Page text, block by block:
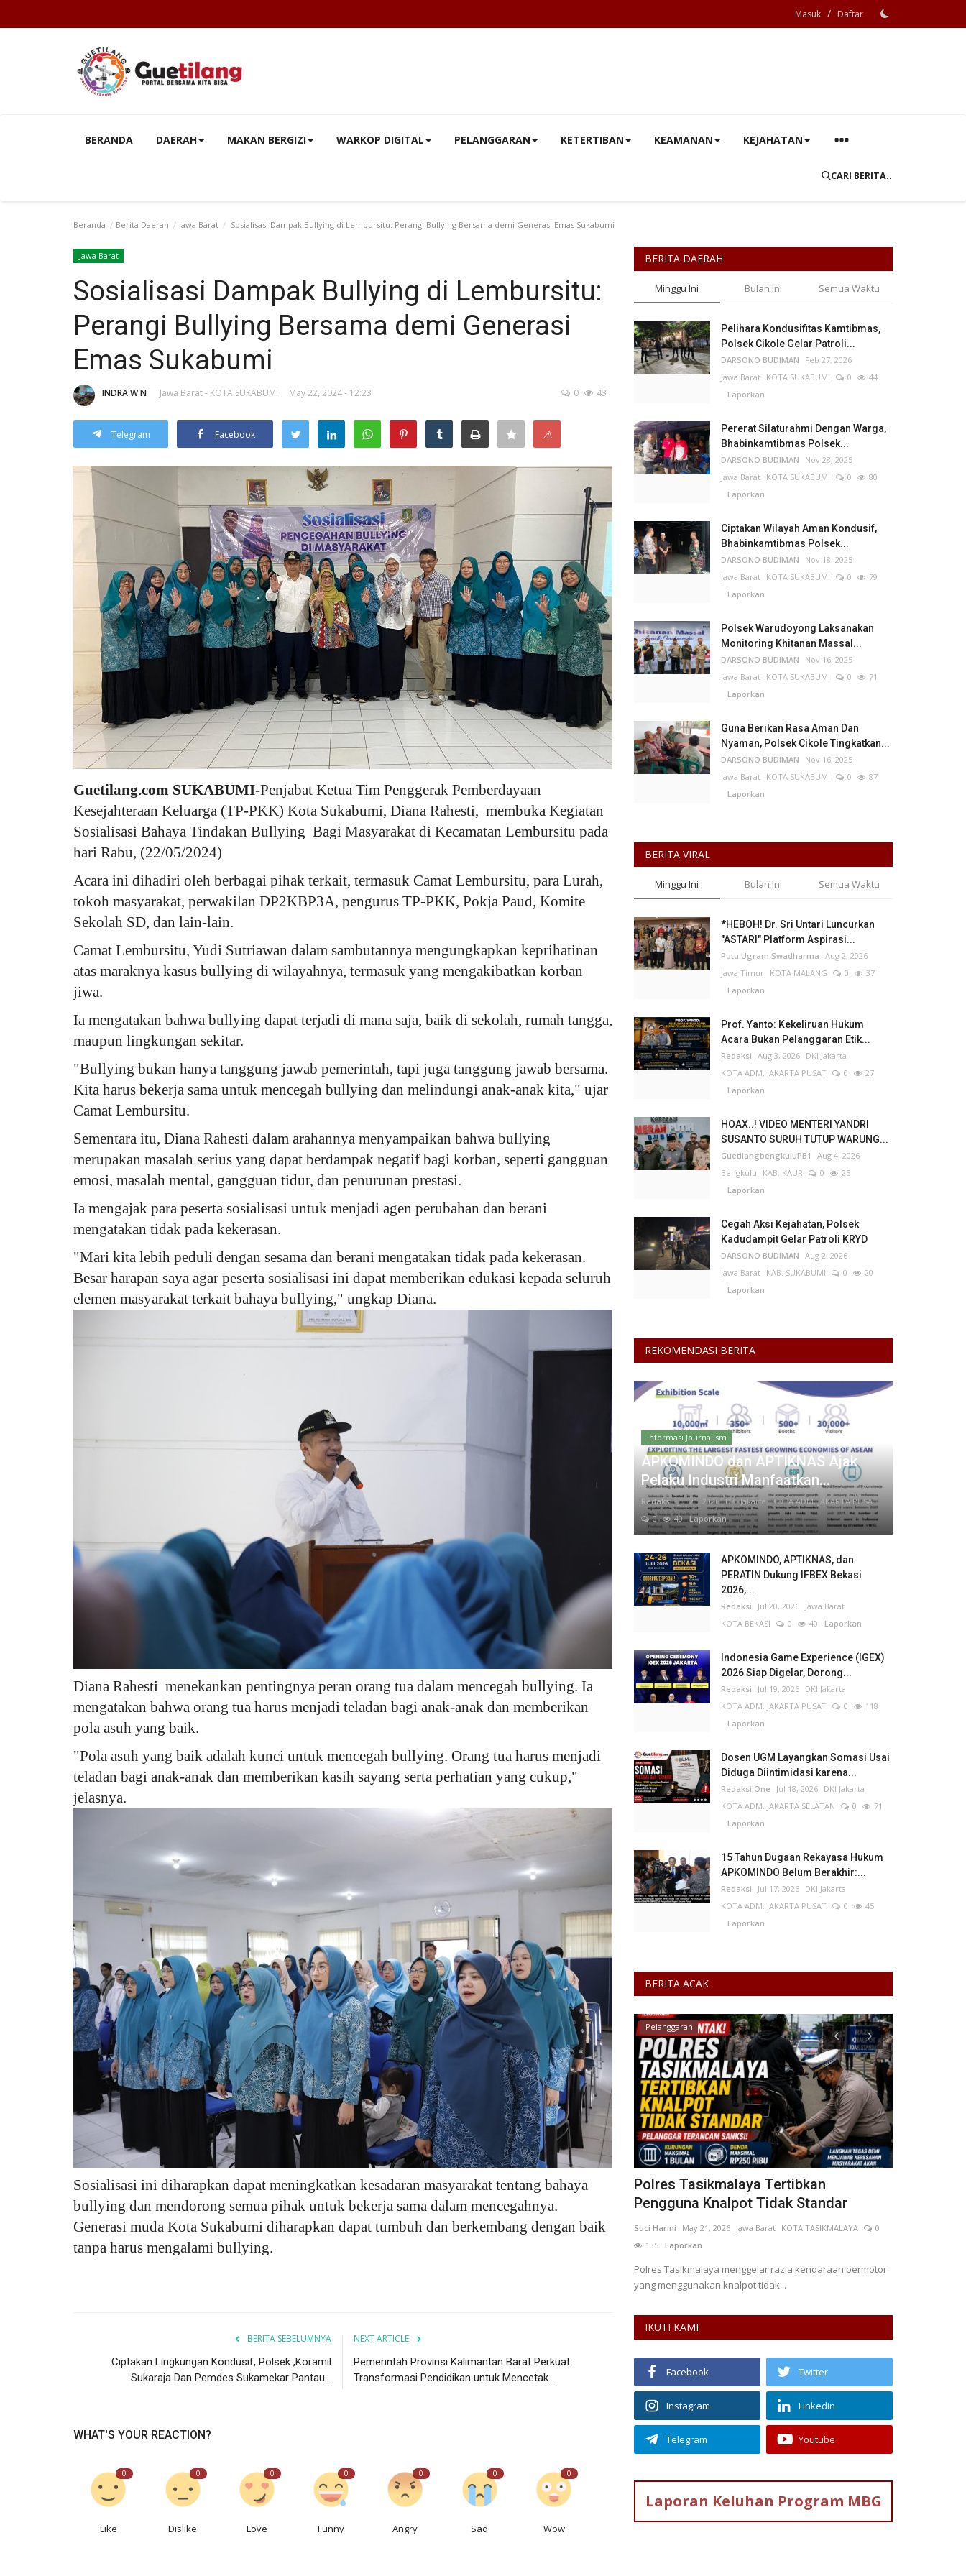
Masuk / Daftar
BERANDA DAERAH MAKAN BERGIZI WARKOP DIGITAL PELANGGARAN KETERTIBAN KEAMANAN KEJAHATAN
CARI BERITA..
Beranda Berita Daerah Jawa Barat Sosialisasi Dampak Bullying di Lembursitu: Perangi Bullying Bersama demi Generasi Emas Sukabumi
Jawa Barat
Sosialisasi Dampak Bullying di Lembursitu:
Perangi Bullying Bersama demi Generasi
Emas Sukabumi
INDRA W N Jawa Barat - KOTA SUKABUMI May 22, 2024 - 12:23 0 43
Telegram Facebook ⚠
Guetilang.com SUKABUMI-Penjabat Ketua Tim Penggerak Pemberdayaan
Kesejahteraan Keluarga (TP-PKK) Kota Sukabumi, Diana Rahesti, membuka Kegiatan
Sosialisasi Bahaya Tindakan Bullying Bagi Masyarakat di Kecamatan Lembursitu pada
hari Rabu, (22/05/2024)
Acara ini dihadiri oleh berbagai pihak terkait, termasuk Camat Lembursitu, para Lurah,
tokoh masyarakat, perwakilan DP2KBP3A, pengurus TP-PKK, Pokja Paud, Komite
Sekolah SD, dan lain-lain.
Camat Lembursitu, Yudi Sutriawan dalam sambutannya mengungkapkan keprihatinan
atas maraknya kasus bullying di wilayahnya, termasuk yang mengakibatkan korban
jiwa.
Ia mengatakan bahwa bullying dapat terjadi di mana saja, baik di sekolah, rumah tangga,
maupun lingkungan sekitar.
"Bullying bukan hanya tanggung jawab pemerintah, tapi juga tanggung jawab bersama.
Kita harus bekerja sama untuk mencegah bullying dan melindungi anak-anak kita," ujar
Camat Lembursitu.
Sementara itu, Diana Rahesti dalam arahannya menyampaikan bahwa bullying
merupakan masalah serius yang dapat berdampak negatif bagi korban, seperti gangguan
emosi, masalah mental, gangguan tidur, dan penurunan prestasi.
Ia mengajak para peserta sosialisasi untuk menjadi agen perubahan dan berani
mengatakan tidak pada kekerasan.
"Mari kita lebih peduli dengan sesama dan berani mengatakan tidak pada kekerasan.
Besar harapan saya agar peserta sosialisasi ini dapat memberikan edukasi kepada seluruh
elemen masyarakat terkait bahaya bullying," ungkap Diana.
Diana Rahesti menekankan pentingnya peran orang tua dalam mencegah bullying. Ia
mengatakan bahwa orang tua harus menjadi teladan bagi anak-anak dan memberikan
pola asuh yang baik.
"Pola asuh yang baik adalah kunci untuk mencegah bullying. Orang tua harus menjadi
teladan bagi anak-anak dan memberikan kasih sayang serta perhatian yang cukup,"
jelasnya.
Sosialisasi ini diharapkan dapat meningkatkan kesadaran masyarakat tentang bahaya
bullying dan mendorong semua pihak untuk bekerja sama dalam mencegahnya.
Generasi muda Kota Sukabumi diharapkan dapat tumbuh dan berkembang dengan baik
tanpa harus mengalami bullying.
BERITA SEBELUMNYA
Ciptakan Lingkungan Kondusif, Polsek ,Koramil
Sukaraja Dan Pemdes Sukamekar Pantau...
NEXT ARTICLE
Pemerintah Provinsi Kalimantan Barat Perkuat
Transformasi Pendidikan untuk Mencetak...
WHAT'S YOUR REACTION?
0
Like
0
Dislike
0
Love
0
Funny
0
Angry
0
Sad
0
Wow
BERITA DAERAH
Minggu Ini Bulan Ini Semua Waktu
Pelihara Kondusifitas Kamtibmas,
Polsek Cikole Gelar Patroli...
DARSONO BUDIMAN
Feb 27, 2026
Jawa Barat KOTA SUKABUMI 0
44
Laporkan
Pererat Silaturahmi Dengan Warga,
Bhabinkamtibmas Polsek...
DARSONO BUDIMAN
Nov 28, 2025
Jawa Barat KOTA SUKABUMI 0
80
Laporkan
Ciptakan Wilayah Aman Kondusif,
Bhabinkamtibmas Polsek...
DARSONO BUDIMAN
Nov 18, 2025
Jawa Barat KOTA SUKABUMI 0
79
Laporkan
Polsek Warudoyong Laksanakan
Monitoring Khitanan Massal...
DARSONO BUDIMAN
Nov 16, 2025
Jawa Barat KOTA SUKABUMI 0
71
Laporkan
Guna Berikan Rasa Aman Dan
Nyaman, Polsek Cikole Tingkatkan...
DARSONO BUDIMAN
Nov 16, 2025
Jawa Barat KOTA SUKABUMI 0
87
Laporkan
BERITA VIRAL
Minggu Ini Bulan Ini Semua Waktu
*HEBOH! Dr. Sri Untari Luncurkan
"ASTARI" Platform Aspirasi...
Putu Ugram Swadharma Aug 2, 2026
Jawa Timur KOTA MALANG 0
37
Laporkan
Prof. Yanto: Kekeliruan Hukum
Acara Bukan Pelanggaran Etik...
Redaksi Aug 3, 2026 DKI Jakarta
KOTA ADM. JAKARTA PUSAT
0
27
Laporkan
HOAX..! VIDEO MENTERI YANDRI
SUSANTO SURUH TUTUP WARUNG...
GuetilangbengkuluPB1
Aug 4, 2026
Bengkulu
KAB. KAUR 0
25
Laporkan
Cegah Aksi Kejahatan, Polsek
Kadudampit Gelar Patroli KRYD
DARSONO BUDIMAN Aug 2, 2026
Jawa Barat KAB. SUKABUMI 0
20
Laporkan
REKOMENDASI BERITA
Informasi Journalism
APKOMINDO dan APTIKNAS Ajak
Pelaku Industri Manfaatkan...
Redaksi Jul 21, 2026 DKI Jakarta KOTA ADM. JAKARTA PUSAT
0
40Laporkan
APKOMINDO, APTIKNAS, dan
PERATIN Dukung IFBEX Bekasi
2026,...
Redaksi Jul 20, 2026 Jawa Barat
KOTA BEKASI
0 40 Laporkan
Indonesia Game Experience (IGEX)
2026 Siap Digelar, Dorong...
Redaksi Jul 19, 2026 DKI Jakarta
KOTA ADM. JAKARTA PUSAT
0
118
Laporkan
Dosen UGM Layangkan Somasi Usai
Diduga Diintimidasi karena...
Redaksi One Jul 18, 2026 DKI Jakarta
KOTA ADM. JAKARTA SELATAN
0
71
Laporkan
15 Tahun Dugaan Rekayasa Hukum
APKOMINDO Belum Berakhir:...
Redaksi Jul 17, 2026 DKI Jakarta
KOTA ADM. JAKARTA PUSAT
0
45
Laporkan
BERITA ACAK
Jawa Tengah
Pemkab Purworejo Edukasi Perangkat
Desa untuk Cegah Pernikahan...
ANK Apr 16, 2026 Jawa Tengah KAB. PURWOREJO 0
36
Laporkan
Pendidikan
Mendikti Sebut PTN dan PTS Ganti
Nama 122 Program Studi...
depviah faizah tsaniyah Jun 4, 2026 DKI Jakarta
Pelanggaran
Polres Tasikmalaya Tertibkan
Pengguna Knalpot Tidak Standar
Suci Harini May 21, 2026 Jawa Barat KOTA TASIKMALAYA
0
135 Laporkan
Polres Tasikmalaya menggelar razia kendaraan bermotor
yang menggunakan knalpot tidak...
IKUTI KAMI
Facebook Twitter
Instagram Linkedin
Telegram Youtube
Laporan Keluhan Program MBG